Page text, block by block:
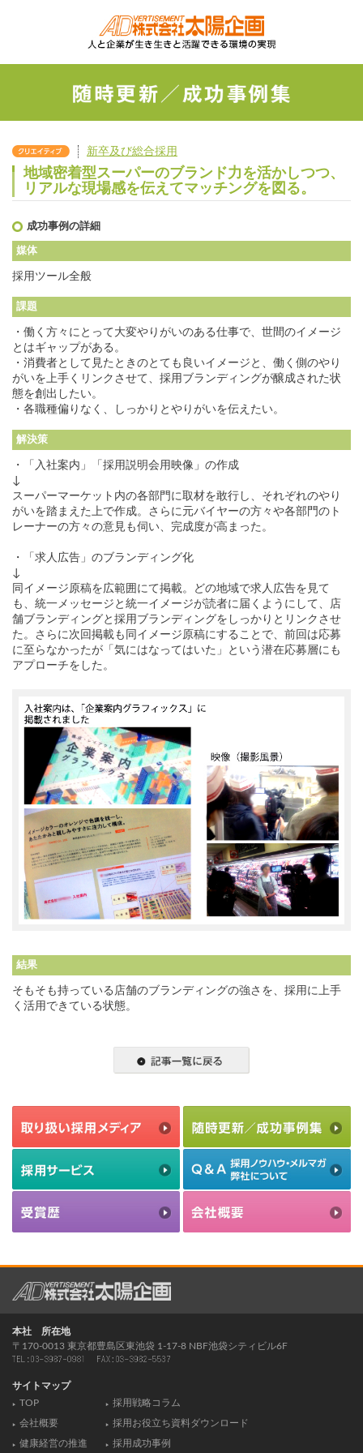
新卒及び総合採用
地域密着型スーパーのブランド力を活かしつつ、
リアルな現場感を伝えてマッチングを図る。
成功事例の詳細
媒体
採用ツール全般
課題
・働く方々にとって大変やりがいのある仕事で、世間のイメージ
とはギャップがある。
・消費者として見たときのとても良いイメージと、働く側のやり
がいを上手くリンクさせて、採用ブランディングが醸成された状
態を創出したい。
・各職種偏りなく、しっかりとやりがいを伝えたい。
解決策
・「入社案内」「採用説明会用映像」の作成
↓
スーパーマーケット内の各部門に取材を敢行し、それぞれのやり
がいを踏まえた上で作成。さらに元バイヤーの方々や各部門のト
レーナーの方々の意見も伺い、完成度が高まった。
・「求人広告」のブランディング化
↓
同イメージ原稿を広範囲にて掲載。どの地域で求人広告を見て
も、統一メッセージと統一イメージが読者に届くようにして、店
舗ブランディングと採用ブランディングをしっかりとリンクさせ
た。さらに次回掲載も同イメージ原稿にすることで、前回は応募
に至らなかったが「気にはなってはいた」という潜在応募層にも
アプローチをした。
結果
そもそも持っている店舗のブランディングの強さを、採用に上手
く活用できている状態。
本社 所在地
〒170-0013 東京都豊島区東池袋 1-17-8 NBF池袋シティビル6F
サイトマップ
TOP
会社概要
健康経営の推進
採用戦略コラム
採用お役立ち資料ダウンロード
採用成功事例